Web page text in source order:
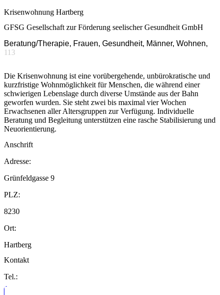
Krisenwohnung Hartberg
GFSG Gesellschaft zur Förderung seelischer Gesundheit GmbH
Beratung/Therapie, Frauen, Gesundheit, Männer, Wohnen,
113
Die Krisenwohnung ist eine vorübergehende, unbürokratische und
kurzfristige Wohnmöglichkeit für Menschen, die während einer
schwierigen Lebenslage durch diverse Umstände aus der Bahn
geworfen wurden. Sie steht zwei bis maximal vier Wochen
Erwachsenen aller Altersgruppen zur Verfügung. Individuelle
Beratung und Begleitung unterstützen eine rasche Stabilisierung und
Neuorientierung.
Anschrift
Adresse:
Grünfeldgasse 9
PLZ:
8230
Ort:
Hartberg
Kontakt
Tel.: